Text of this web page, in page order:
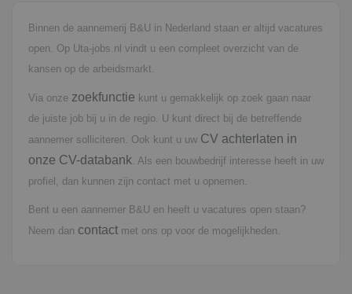
Binnen de aannemerij B&U in Nederland staan er altijd vacatures
open. Op Uta-jobs.nl vindt u een compleet overzicht van de
kansen op de arbeidsmarkt.
Via onze zoekfunctie kunt u gemakkelijk op zoek gaan naar
de juiste job bij u in de regio. U kunt direct bij de betreffende
aannemer solliciteren. Ook kunt u uw CV achterlaten in
onze CV-databank . Als een bouwbedrijf interesse heeft in uw
profiel, dan kunnen zijn contact met u opnemen.
Bent u een aannemer B&U en heeft u vacatures open staan?
Neem dan contact met ons op voor de mogelijkheden.